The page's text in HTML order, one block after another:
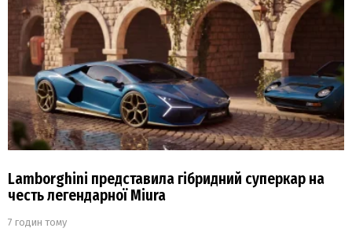
Lamborghini представила гібридний суперкар на
честь легендарної Miura
7 годин тому